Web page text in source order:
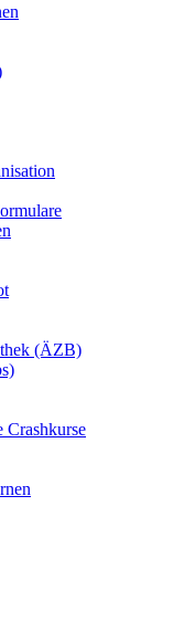
(ÄZB)
Crashkurse